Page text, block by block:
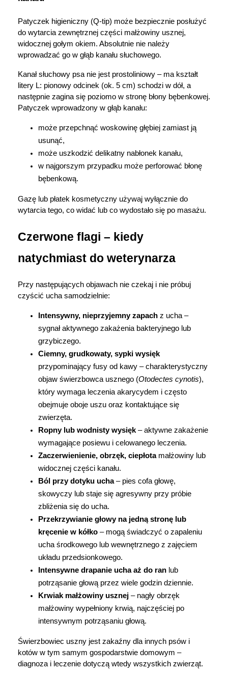
Patyczek higieniczny (Q-tip) może bezpiecznie posłużyć
do wytarcia zewnętrznej części małżowiny usznej,
widocznej gołym okiem. Absolutnie nie należy
wprowadzać go w głąb kanału słuchowego.
Kanał słuchowy psa nie jest prostoliniowy – ma kształt
litery L: pionowy odcinek (ok. 5 cm) schodzi w dół, a
następnie zagina się poziomo w stronę błony bębenkowej.
Patyczek wprowadzony w głąb kanału:
może przepchnąć woskowinę głębiej zamiast ją
usunąć,
może uszkodzić delikatny nabłonek kanału,
w najgorszym przypadku może perforować błonę
bębenkową.
Gazę lub płatek kosmetyczny używaj wyłącznie do
wytarcia tego, co widać lub co wydostało się po masażu.
Czerwone flagi – kiedy
natychmiast do weterynarza
Przy następujących objawach nie czekaj i nie próbuj
czyścić ucha samodzielnie:
Intensywny, nieprzyjemny zapach z ucha –
sygnał aktywnego zakażenia bakteryjnego lub
grzybiczego.
Ciemny, grudkowaty, sypki wysięk
przypominający fusy od kawy – charakterystyczny
objaw świerzbowca usznego (Otodectes cynotis),
który wymaga leczenia akarycydem i często
obejmuje oboje uszu oraz kontaktujące się
zwierzęta.
Ropny lub wodnisty wysięk – aktywne zakażenie
wymagające posiewu i celowanego leczenia.
Zaczerwienienie, obrzęk, ciepłota małżowiny lub
widocznej części kanału.
Ból przy dotyku ucha – pies cofa głowę,
skowyczy lub staje się agresywny przy próbie
zbliżenia się do ucha.
Przekrzywianie głowy na jedną stronę lub
kręcenie w kółko – mogą świadczyć o zapaleniu
ucha środkowego lub wewnętrznego z zajęciem
układu przedsionkowego.
Intensywne drapanie ucha aż do ran lub
potrząsanie głową przez wiele godzin dziennie.
Krwiak małżowiny usznej – nagły obrzęk
małżowiny wypełniony krwią, najczęściej po
intensywnym potrząsaniu głową.
Świerzbowiec uszny jest zakaźny dla innych psów i
kotów w tym samym gospodarstwie domowym –
diagnoza i leczenie dotyczą wtedy wszystkich zwierząt.